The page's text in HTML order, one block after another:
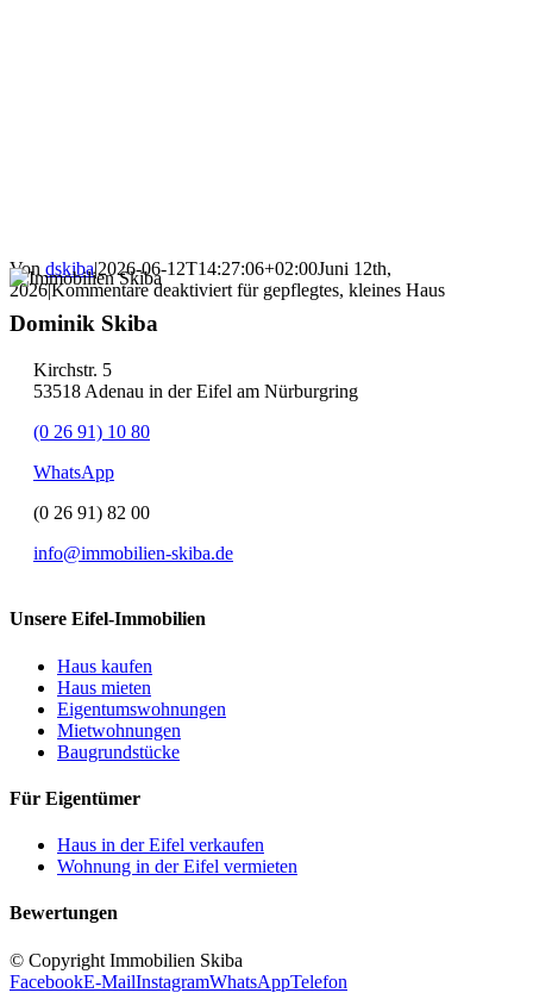
Von dskiba|2026-06-12T14:27:06+02:00Juni 12th,
2026|Kommentare deaktiviert für gepflegtes, kleines Haus
Dominik Skiba
Kirchstr. 5
53518 Adenau in der Eifel am Nürburgring
(0 26 91) 10 80
WhatsApp
(0 26 91) 82 00
info@immobilien-skiba.de
Unsere Eifel-Immobilien
Haus kaufen
Haus mieten
Eigentumswohnungen
Mietwohnungen
Baugrundstücke
Für Eigentümer
Haus in der Eifel verkaufen
Wohnung in der Eifel vermieten
Bewertungen
© Copyright Immobilien Skiba
FacebookE-MailInstagramWhatsAppTelefon